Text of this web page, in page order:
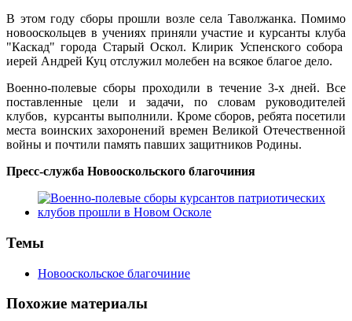
В этом году сборы прошли возле села Таволжанка. Помимо
новооскольцев в учениях приняли участие и курсанты клуба
"Каскад" города Старый Оскол. Клирик Успенского собора
иерей Андрей Куц отслужил молебен на всякое благое дело.
Военно-полевые сборы проходили в течение 3-х дней. Все
поставленные цели и задачи, по словам руководителей
клубов, курсанты выполнили. Кроме сборов, ребята посетили
места воинских захоронений времен Великой Отечественной
войны и почтили память павших защитников Родины.
Пресс-служба Новооскольского благочиния
Темы
Новооскольское благочиние
Похожие материалы